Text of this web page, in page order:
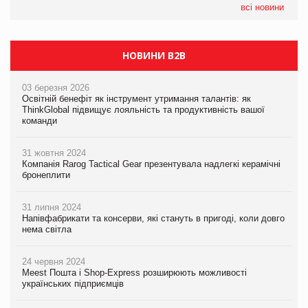
всі новини
EVA.UA запустила кампанію «Хто б знав» про асортимент,
НОВИНИ B2B
03 березня 2026
Освітній бенефіт як інструмент утримання талантів: як
ThinkGlobal підвищує лояльність та продуктивність вашої
команди
31 жовтня 2024
Компанія Rarog Tactical Gear презентувала надлегкі керамічні
бронеплити
31 липня 2024
Напівфабрикати та консерви, які стануть в пригоді, коли довго
нема світла
24 червня 2024
Meest Пошта і Shop-Express розширюють можливості
українських підприємців